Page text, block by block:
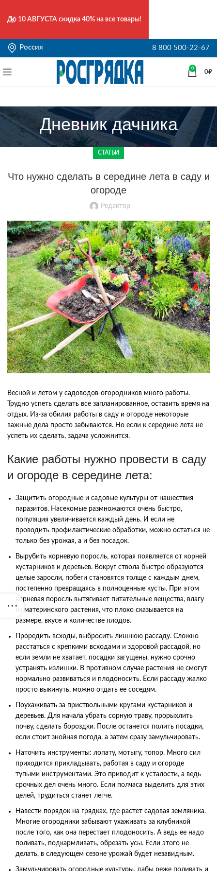
Россия 8 800 500-22-67
0
0₽
Дневник дачника
СТАТЬИ
Что нужно сделать в середине лета в саду и
огороде
Редактор
Весной и летом у садоводов-огородников много работы.
Трудно успеть сделать все запланированное, оставить время на
отдых. Из-за обилия работы в саду и огороде некоторые
важные дела просто забываются. Но если к середине лета не
успеть их сделать, задача усложнится.
Какие работы нужно провести в саду
и огороде в середине лета:
Защитить огородные и садовые культуры от нашествия
паразитов. Насекомые размножаются очень быстро,
популяция увеличивается каждый день. И если не
проводить профилактические обработки, можно остаться не
только без урожая, а и без посадок.
Вырубить корневую поросль, которая появляется от корней
кустарников и деревьев. Вокруг ствола быстро образуются
целые заросли, побеги становятся толще с каждым днем,
постепенно превращаясь в полноценные кусты. При этом
корневая поросль вытягивает питательные вещества, влагу
из материнского растения, что плохо сказывается на
размере, вкусе и количестве плодов.
Проредить всходы, выбросить лишнюю рассаду. Сложно
расстаться с крепкими всходами и здоровой рассадой, но
если земли не хватает, посадки загущены, нужно срочно
устранять излишки. В противном случае растения не смогут
нормально развиваться и плодоносить. Если рассаду жалко
просто выкинуть, можно отдать ее соседям.
Поухаживать за приствольными кругами кустарников и
деревьев. Для начала убрать сорную траву, прорыхлить
почву, сделать бороздки. После останется полить посадки,
если стоит знойная погода, а затем сразу замульчировать.
Наточить инструменты: лопату, мотыгу, топор. Много сил
приходится прикладывать, работая в саду и огороде
тупыми инструментами. Это приводит к усталости, а ведь
срочных дел очень много. Если полчаса выделить для этих
целей, трудиться станет легче.
Навести порядок на грядках, где растет садовая земляника.
Многие огородники забывают ухаживать за клубникой
после того, как она перестает плодоносить. А ведь ее надо
поливать, подкармливать, обрезать усы. Если этого не
делать, в следующем сезоне урожай будет незавидным.
Замульчировать огородные культуры, дабы реже поливать и
До 10 АВГУСТА скидка 40% на все товары!